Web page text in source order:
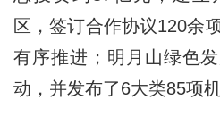
区，签订合作协议120余
有序推进；明月山绿色
动，并发布了6大类85项机